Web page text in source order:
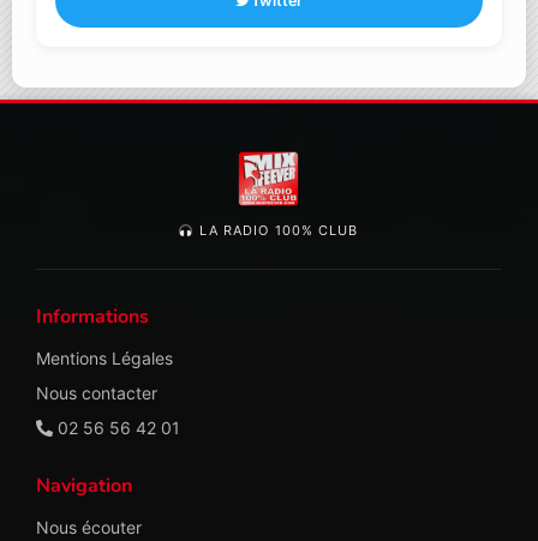
LA RADIO 100% CLUB
Informations
Mentions Légales
Nous contacter
02 56 56 42 01
Navigation
Nous écouter